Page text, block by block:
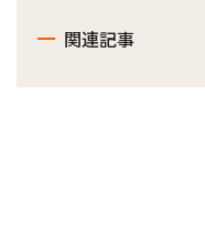
関連記事